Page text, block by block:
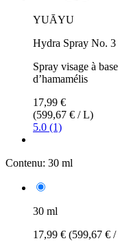
YUĀYU
Hydra Spray No.
Spray visage à
d’hamamélis
17,99 €
(599,67 € / L)
5.0 (1)
Contenu: 30 ml
30 ml
17,99 € (599,67 €